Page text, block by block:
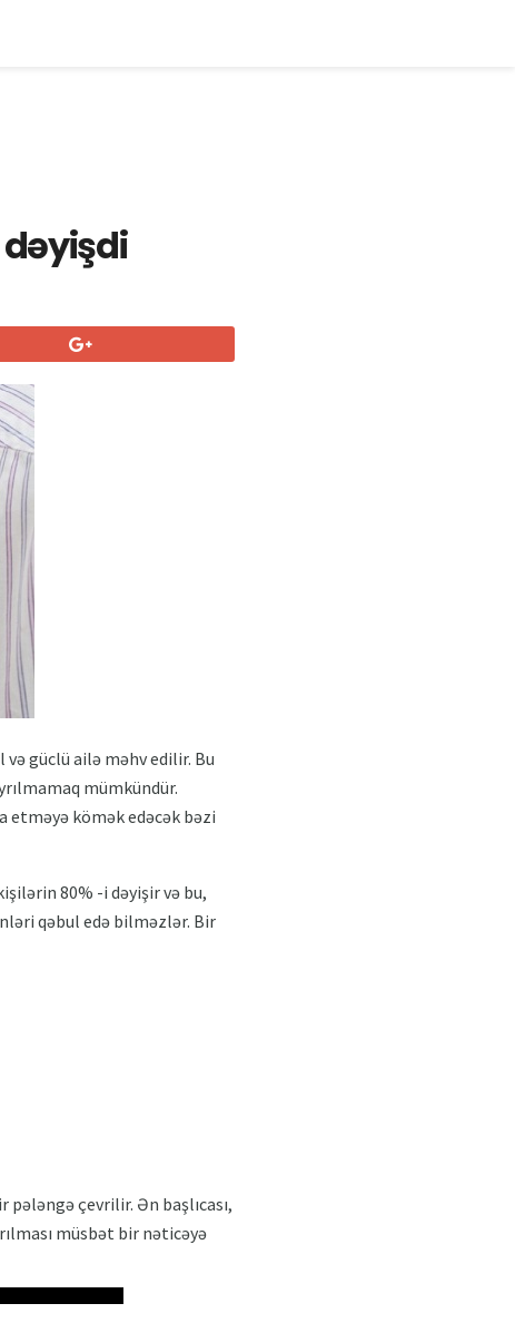
güclü ailə məhv edilir. Bu
mümkündür.
etməyə kömək edəcək bəzi
80% -i dəyişir və bu,
qəbul edə bilməzlər. Bir
çevrilir. Ən başlıcası,
müsbət bir nəticəyə